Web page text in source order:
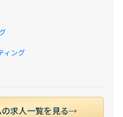
ィング
求人一覧を見る